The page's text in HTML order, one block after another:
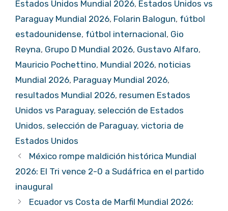
Estados Unidos Mundial 2026, Estados Unidos vs
Paraguay Mundial 2026, Folarin Balogun, fútbol
estadounidense, fútbol internacional, Gio
Reyna, Grupo D Mundial 2026, Gustavo Alfaro,
Mauricio Pochettino, Mundial 2026, noticias
Mundial 2026, Paraguay Mundial 2026,
resultados Mundial 2026, resumen Estados
Unidos vs Paraguay, selección de Estados
Unidos, selección de Paraguay, victoria de
Estados Unidos
México rompe maldición histórica Mundial
2026: El Tri vence 2-0 a Sudáfrica en el partido
inaugural
Ecuador vs Costa de Marfil Mundial 2026: